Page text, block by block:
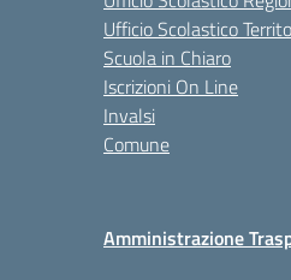
Ufficio Scolastico
Scuola in Chiaro
Iscrizioni On Line
Invalsi
Comune
Amministrazione